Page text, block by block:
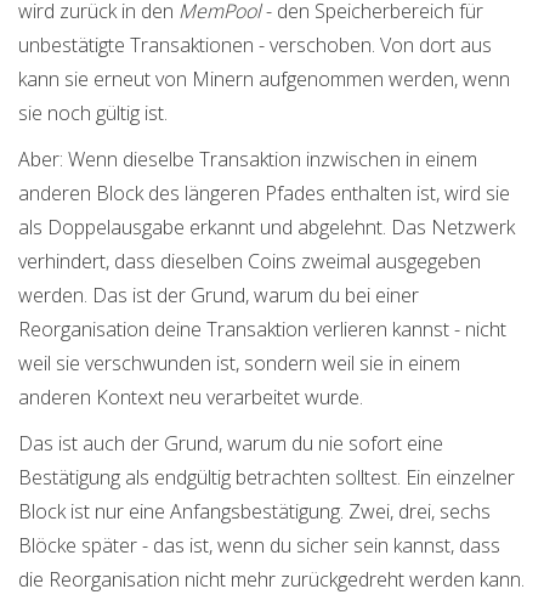
wird zurück in den MemPool- den Speicherbereich für
unbestätigte Transaktionen - verschoben. Von dort aus
kann sie erneut von Minern aufgenommen werden, wenn
sie noch gültig ist.
Aber: Wenn dieselbe Transaktion inzwischen in einem
anderen Block des längeren Pfades enthalten ist, wird sie
als Doppelausgabe erkannt und abgelehnt. Das Netzwerk
verhindert, dass dieselben Coins zweimal ausgegeben
werden. Das ist der Grund, warum du bei einer
Reorganisation deine Transaktion verlieren kannst - nicht
weil sie verschwunden ist, sondern weil sie in einem
anderen Kontext neu verarbeitet wurde.
Das ist auch der Grund, warum du nie sofort eine
Bestätigung als endgültig betrachten solltest. Ein einzelner
Block ist nur eine Anfangsbestätigung. Zwei, drei, sechs
Blöcke später - das ist, wenn du sicher sein kannst, dass
die Reorganisation nicht mehr zurückgedreht werden kann.